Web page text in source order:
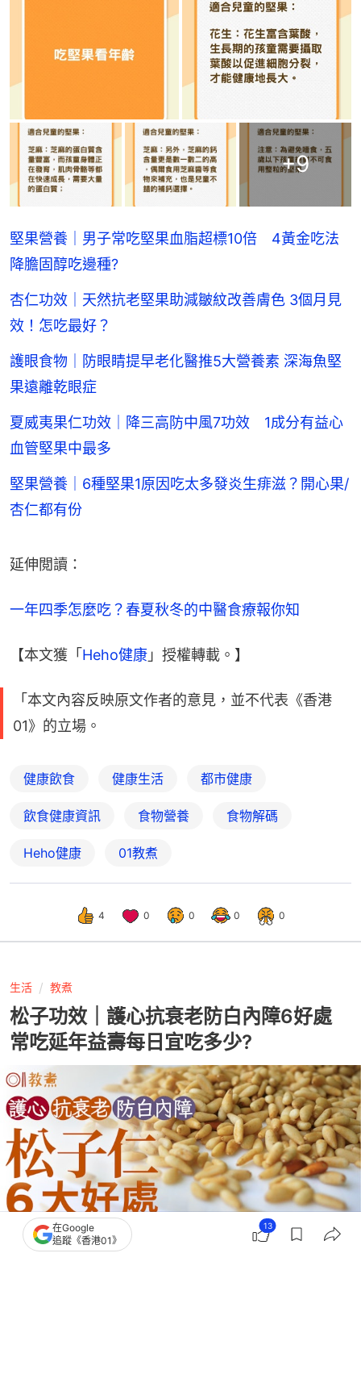
+9
堅果營養｜男子常吃堅果血脂超標10倍 4黃金吃法
降膽固醇吃邊種?
杏仁功效｜天然抗老堅果助減皺紋改善膚色 3個月見
效！怎吃最好？
護眼食物｜防眼睛提早老化醫推5大營養素 深海魚堅
果遠離乾眼症
夏威夷果仁功效｜降三高防中風7功效 1成分有益心
血管堅果中最多
堅果營養｜6種堅果1原因吃太多發炎生痱滋？開心果/
杏仁都有份
延伸閲讀：
一年四季怎麼吃？春夏秋冬的中醫食療報你知
【本文獲「Heho健康 」授權轉載。】
「本文內容反映原文作者的意見，並不代表《香港
01》的立場。
健康飲食 健康生活 都市健康
飲食健康資訊 食物營養 食物解碼
Heho健康 01教煮
4 0 0 0 0
生活 教煮
松子功效｜護心抗衰老防白內障6好處
常吃延年益壽每日宜吃多少?
在Google
追蹤《香港01》
13